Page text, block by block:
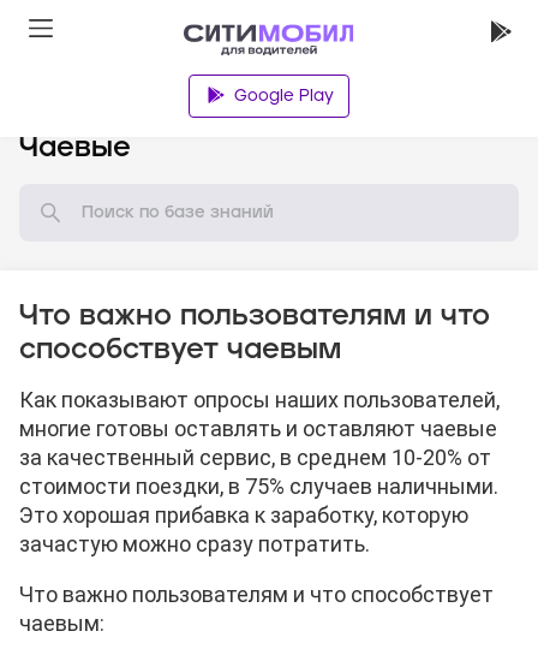
Google Play
Чаевые
Что важно пользователям и что
способствует чаевым
Как показывают опросы наших пользователей,
многие готовы оставлять и оставляют чаевые
за качественный сервис, в среднем 10-20% от
стоимости поездки, в 75% случаев наличными.
Это хорошая прибавка к заработку, которую
зачастую можно сразу потратить.
Что важно пользователям и что способствует
чаевым: